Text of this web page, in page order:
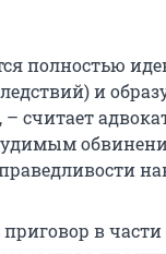
полностью
и
считает
в части